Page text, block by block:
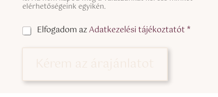
g
e
L
e
elérhetőségeink egyikén.
C
h
o
Elfogadom azAdatkezelési tájékoztatót *